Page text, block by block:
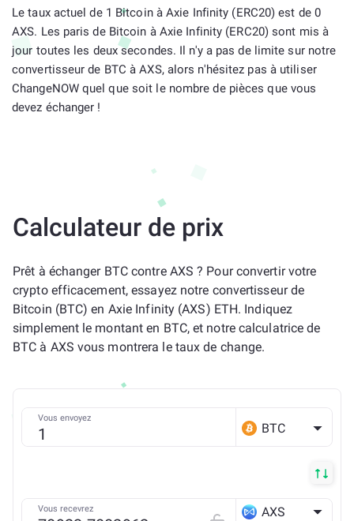
Le taux actuel de 1 Bitcoin à Axie Infinity (ERC20) est de 0
AXS. Les paris de Bitcoin à Axie Infinity (ERC20) sont mis à
jour toutes les deux secondes. Il n'y a pas de limite sur notre
convertisseur de BTC à AXS, alors n'hésitez pas à utiliser
ChangeNOW quel que soit le nombre de pièces que vous
devez échanger !
Calculateur de prix
Prêt à échanger BTC contre AXS ? Pour convertir votre
crypto efficacement, essayez notre convertisseur de
Bitcoin (BTC) en Axie Infinity (AXS) ETH. Indiquez
simplement le montant en BTC, et notre calculatrice de
BTC à AXS vous montrera le taux de change.
Vous envoyez
BTC
Vous recevrez AXS